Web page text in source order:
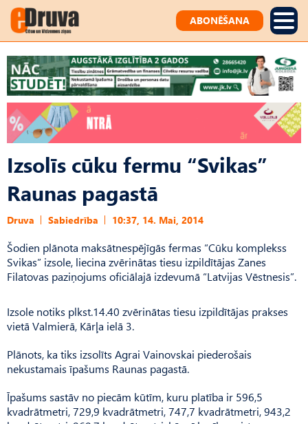
ABONĒŠANA
Izsolīs cūku fermu “Svikas”
Raunas pagastā
Druva Sabiedrība 10:37, 14. Mai, 2014
Šodien plānota maksātnespējīgās fermas “Cūku komplekss
Svikas” izsole, liecina zvērinātas tiesu izpildītājas Zanes
Filatovas paziņojums oficiālajā izdevumā “Latvijas Vēstnesis”.
Izsole notiks plkst.14.40 zvērinātas tiesu izpildītājas prakses
vietā Valmierā, Kārļa ielā 3.
Plānots, ka tiks izsolīts Agrai Vainovskai piederošais
nekustamais īpašums Raunas pagastā.
Īpašums sastāv no piecām kūtīm, kuru platība ir 596,5
kvadrātmetri, 729,9 kvadrātmetri, 747,7 kvadrātmetri, 943,2